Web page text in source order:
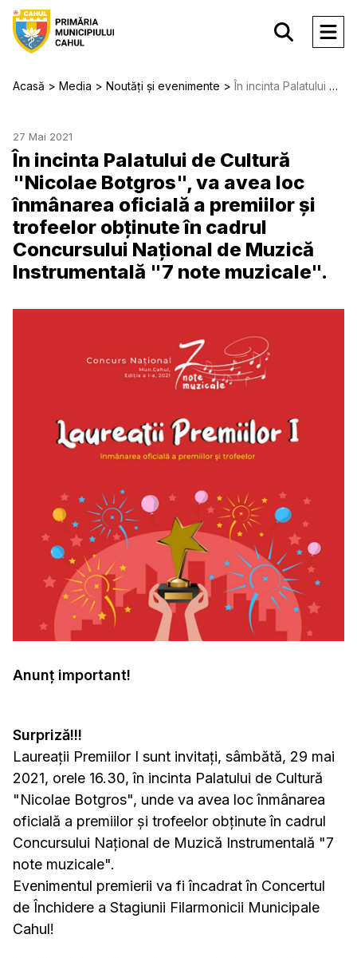
Acasă Media Noutăți și evenimente În incinta Palatului de Cultură "Nicolae Botgros", va avea loc înmânarea oficială a premiilor şi trofeelor obținute în cadrul Concursului Național de Muzică Instrumentală "7 note muzicale".
27 Mai 2021
În incinta Palatului de Cultură
"Nicolae Botgros", va avea loc
înmânarea oficială a premiilor şi
trofeelor obținute în cadrul
Concursului Național de Muzică
Instrumentală "7 note muzicale".
Anunț important!
Surpriză!!!
Laureații Premiilor I sunt invitați, sâmbătă, 29 mai
2021, orele 16.30, în incinta Palatului de Cultură
"Nicolae Botgros", unde va avea loc înmânarea
oficială a premiilor şi trofeelor obținute în cadrul
Concursului Național de Muzică Instrumentală "7
note muzicale".
Evenimentul premierii va fi încadrat în Concertul
de Închidere a Stagiunii Filarmonicii Municipale
Cahul!